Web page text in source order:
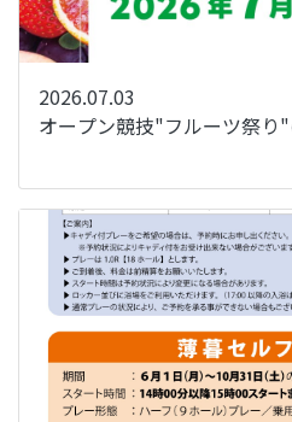
2026.07.03
オープン競技"フルーツ祭り